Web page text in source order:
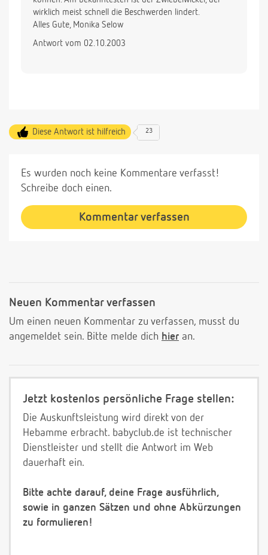
wirklich meist schnell die Beschwerden lindert.
Alles Gute, Monika Selow
Antwort vom 02.10.2003
Diese Antwort ist hilfreich 23
Es wurden noch keine Kommentare verfasst!
Schreibe doch einen.
Kommentar verfassen
Neuen Kommentar verfassen
Um einen neuen Kommentar zu verfassen, musst du
angemeldet sein. Bitte melde dich hier an.
Jetzt kostenlos persönliche Frage stellen:
Die Auskunftsleistung wird direkt von der
Hebamme erbracht. babyclub.de ist technischer
Dienstleister und stellt die Antwort im Web
dauerhaft ein.
Bitte achte darauf, deine Frage ausführlich,
sowie in ganzen Sätzen und ohne Abkürzungen
zu formulieren!